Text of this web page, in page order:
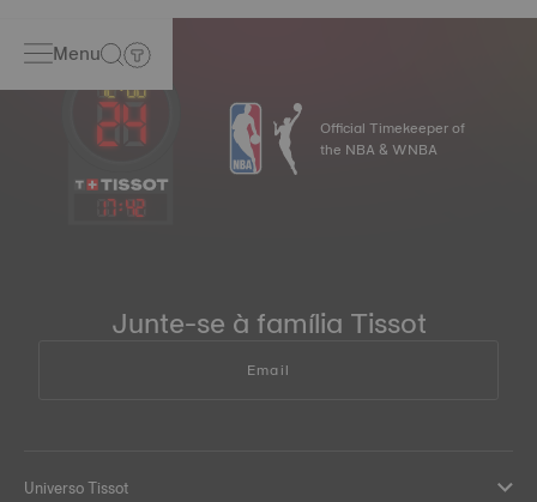
Menu
17:42
Official Timekeeper of
the NBA & WNBA
Junte-se à família Tissot
Email
Universo Tissot